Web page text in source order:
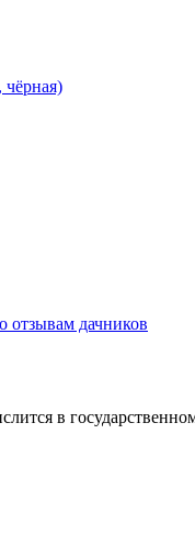
отзывам дачников
в